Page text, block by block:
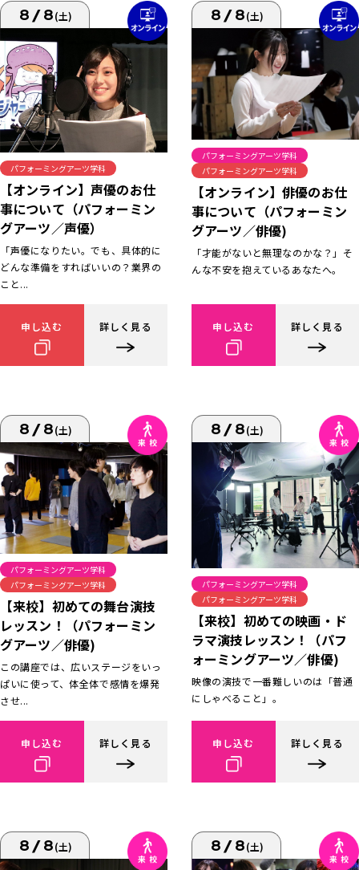
8/8(土)
パフォーミングアーツ学科
【オンライン】声優のお仕
事について（パフォーミン
グアーツ／声優）
「声優になりたい。でも、具体的に
どんな準備をすればいいの？業界の
こと...
申し込む 詳しく見る
8/8(土)
パフォーミングアーツ学科
パフォーミングアーツ学科
【オンライン】俳優のお仕
事について（パフォーミン
グアーツ／俳優)
「才能がないと無理なのかな？」そ
んな不安を抱えているあなたへ。
申し込む 詳しく見る
8/8(土)
パフォーミングアーツ学科
パフォーミングアーツ学科
【来校】初めての舞台演技
レッスン！（パフォーミン
グアーツ／俳優)
この講座では、広いステージをいっ
ぱいに使って、体全体で感情を爆発
させ...
申し込む 詳しく見る
8/8(土)
パフォーミングアーツ学科
パフォーミングアーツ学科
【来校】初めての映画・ド
ラマ演技レッスン！（パフ
ォーミングアーツ／俳優)
映像の演技で一番難しいのは「普通
にしゃべること」。
申し込む 詳しく見る
8/8(土) 8/8(土)